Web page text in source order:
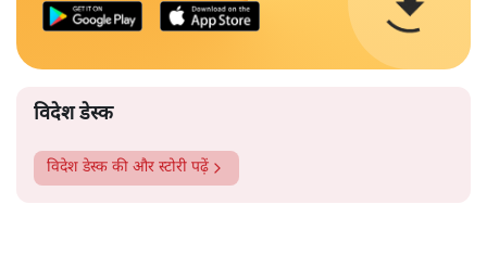
विदेश डेस्क
विदेश डेस्क की और स्टोरी पढ़ें